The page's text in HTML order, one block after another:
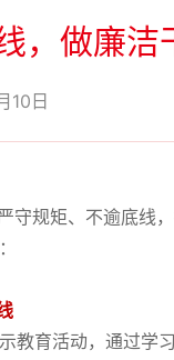
，做廉洁
10日
规矩、不逾底线
育活动，通过学